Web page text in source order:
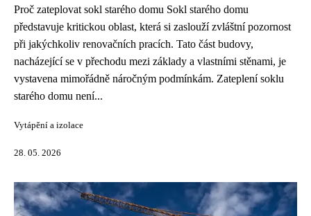
Proč zateplovat sokl starého domu Sokl starého domu
představuje kritickou oblast, která si zaslouží zvláštní pozornost
při jakýchkoliv renovačních pracích. Tato část budovy,
nacházející se v přechodu mezi základy a vlastními stěnami, je
vystavena mimořádně náročným podmínkám. Zateplení soklu
starého domu není...
Vytápění a izolace
28. 05. 2026